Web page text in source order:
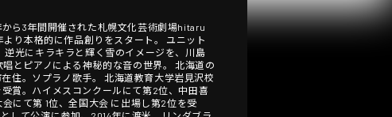
から3年間開催された札幌文化芸術劇場hitaru
り本格的に作品創りをスタート。 ユニット
逆光にキラキラと輝く雪のイメージを、川島
とピアノによる神秘的な音の世界。 北海道の
住。ソプラノ歌手。 北海道教育大学岩見沢校
賞。ハイメスコンクールにて第2位、中田喜
にて第 1位、全国大会 に出場し第2位を受